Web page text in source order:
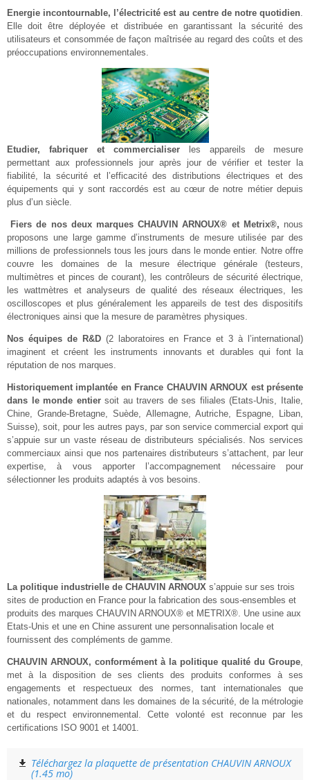
Energie incontournable, l’électricité est au centre de notre quotidien
Elle doit être déployée et distribuée en garantissant la sécurité des
utilisateurs et consommée de façon maîtrisée au regard des coûts et des
préoccupations environnementales.
Etudier, fabriquer et commercialiser les appareils de mesure
permettant aux professionnels jour après jour de vérifier et tester la
fiabilité, la sécurité et l’efficacité des distributions électriques et des
équipements qui y sont raccordés est au cœur de notre métier depuis
plus d’un siècle.
Fiers de nos deux marques CHAUVIN ARNOUX® et Metrix®, nous
proposons une large gamme d’instruments de mesure utilisée par des
millions de professionnels tous les jours dans le monde entier. Notre offre
couvre les domaines de la mesure électrique générale (testeurs,
multimètres et pinces de courant), les contrôleurs de sécurité électrique,
les wattmètres et analyseurs de qualité des réseaux électriques, les
oscilloscopes et plus généralement les appareils de test des dispositifs
électroniques ainsi que la mesure de paramètres physiques.
Nos équipes de R&D(2 laboratoires en France et 3 à l’international)
imaginent et créent les instruments innovants et durables qui font la
réputation de nos marques.
Historiquement implantée en France CHAUVIN ARNOUX est présente
dans le monde entiersoit au travers de ses filiales (Etats-Unis, Italie,
Chine, Grande-Bretagne, Suède, Allemagne, Autriche, Espagne, Liban,
Suisse), soit, pour les autres pays, par son service commercial export qui
s’appuie sur un vaste réseau de distributeurs spécialisés. Nos services
commerciaux ainsi que nos partenaires distributeurs s’attachent, par leur
expertise, à vous apporter l’accompagnement nécessaire pour
sélectionner les produits adaptés à vos besoins.
La politique industrielle de CHAUVIN ARNOUX s’appuie sur ses trois
sites de production en France pour la fabrication des sous-ensembles et
produits des marques CHAUVIN ARNOUX® et METRIX®. Une usine aux
Etats-Unis et une en Chine assurent une personnalisation locale et
fournissent des compléments de gamme.
CHAUVIN ARNOUX, conformément à la politique qualité du Groupe,
met à la disposition de ses clients des produits conformes à ses
engagements et respectueux des normes, tant internationales que
nationales, notamment dans les domaines de la sécurité, de la métrologie
et du respect environnemental. Cette volonté est reconnue par les
certifications ISO 9001 et 14001.
Téléchargez la plaquette de présentation CHAUVIN ARNOUX
(1.45 mo)